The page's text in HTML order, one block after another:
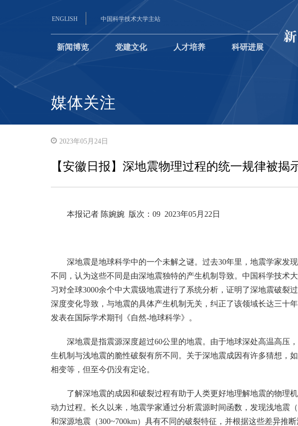
ENGLISH 中国科学技术大学主站
新闻博览 党建文化 人才培养 科研进展
媒体关注
2023年05月24日
【安徽日报】深地震物理过程的统一规律被揭
本报记者 陈婉婉 版次：09 2023年05月22日
深地震是地球科学中的一个未解之谜。过去30年里，地震学家发
不同，认为这些不同是由深地震独特的产生机制导致。中国科学技术
习对全球3000余个中大震级地震进行了系统分析，证明了深地震破裂
深度变化导致，与地震的具体产生机制无关，纠正了该领域长达三十
发表在国际学术期刊《自然-地球科学》。
深地震是指震源深度超过60公里的地震。由于地球深处高温高压
生机制与浅地震的脆性破裂有所不同。关于深地震成因有许多猜想，
相变等，但至今仍没有定论。
了解深地震的成因和破裂过程有助于人类更好地理解地震的物理
动力过程。长久以来，地震学家通过分析震源时间函数，发现浅地震（
和深源地震（300~700km）具有不同的破裂特征，并根据这些差异推断